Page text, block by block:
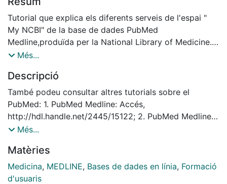
Tutorial que explica els diferents serveis de l'espai "
My NCBI" de la base de dades PubMed
Medline,produïda per la National Library of Medicine.
Conté articles de revistes relacionats amb la literatura
de dades Medline conté les subbases: AIDS (abans
Aidsline), Bioethics (abans Bioethicsline), Cancer
(abans Cancerlit), Complementary Medicine, Core
Clinical Journals, Dental Journals, History of Medicine,
Nursing Journals, PubMed Central, OldMedline for Pre
Més...
Descripció
També podeu consultar altres tutorials sobre el
PubMed: 1. PubMed Medline: Accés,
http://hdl.handle.net/2445/15122; 2. PubMed Medline:
Cerca bàsica, http://hdl.handle.net/2445/15123; 3.
http://hdl.handle.net/2445/15124; 4. PubMed Medline:
Matèries MeSH, http://hdl.handle.net/2445/15125; 5.
PubMed Medline: Cerca avançada,
Més...
Matèries
Medicina, MEDLINE, Bases de dades en línia, Formació
d'usuaris